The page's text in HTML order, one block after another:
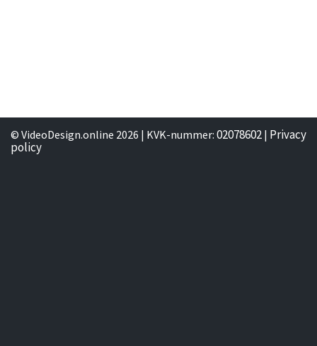
© VideoDesign.online 2026 | KVK-nummer: 02078602 | Privacy
policy